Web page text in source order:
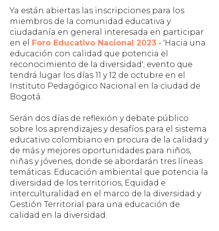
Ya están abiertas las inscripciones para los
miembros de la comunidad educativa y
ciudadanía en general interesada en participar
en el Foro Educativo Nacional 2023 - 'Hacia una
educación con calidad que potencia el
reconocimiento de la diversidad'; evento que
tendrá lugar los días 11 y 12 de octubre en el
Instituto Pedagógico Nacional en la ciudad de
Bogotá.
Serán dos días de reflexión y debate público
sobre los aprendizajes y desafíos para el sistema
educativo colombiano en procura de la calidad y
de más y mejores oportunidades para niños,
niñas y jóvenes, donde se abordarán tres líneas
temáticas: Educación ambiental que potencia la
diversidad de los territorios, Equidad e
interculturalidad en el marco de la diversidad y
Gestión Territorial para una educación de
calidad en la diversidad.